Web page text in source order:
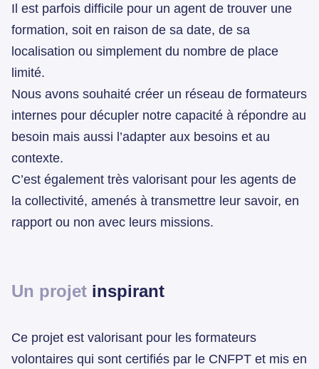
Il est parfois difficile pour un agent de trouver une
formation, soit en raison de sa date, de sa
localisation ou simplement du nombre de place
limité.
Nous avons souhaité créer un réseau de formateurs
internes pour décupler notre capacité à répondre au
besoin mais aussi l’adapter aux besoins et au
contexte.
C’est également très valorisant pour les agents de
la collectivité, amenés à transmettre leur savoir, en
rapport ou non avec leurs missions.
Un projet inspirant
Ce projet est valorisant pour les formateurs
volontaires qui sont certifiés par le CNFPT et mis en